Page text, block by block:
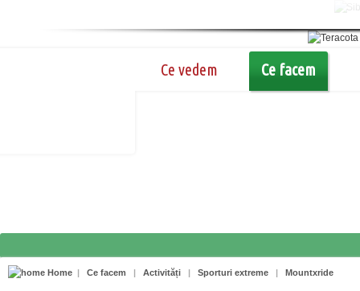
Ce vedem Ce facem
Home | Ce facem | Activități | Sporturi extreme | Mountxride